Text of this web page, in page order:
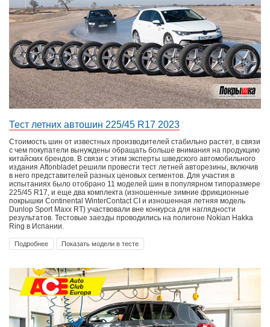
Тест летних автошин 225/45 R17 2023
Стоимость шин от известных производителей стабильно растет, в связи
с чем покупатели вынуждены обращать больше внимания на продукцию
китайских брендов. В связи с этим эксперты шведского автомобильного
издания Aftonbladet решили провести тест летней авторезины, включив
в него представителей разных ценовых сегментов. Для участия в
испытаниях было отобрано 11 моделей шин в популярном типоразмере
225/45 R17, и еще два комплекта (изношенные зимние фрикционные
покрышки Continental WinterContact CI и изношенная летняя модель
Dunlop Sport Maxx RT) участвовали вне конкурса для наглядности
результатов. Тестовые заезды проводились на полигоне Nokian Hakka
Ring в Испании.
Подробнее Показать модели в тесте